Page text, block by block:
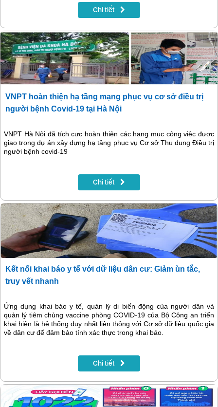
tỉnh phía Nam chiến thắng đại dịch
Chi tiết
VNPT hoàn thiện hạ tầng mạng phục vụ cơ sở điều trị
người bệnh Covid-19 tại Hà Nội
VNPT Hà Nội đã tích cực hoàn thiện các hạng mục công việc được
giao trong dự án xây dựng hạ tầng phục vụ Cơ sở Thu dung Điều trị
người bệnh covid-19
Chi tiết
Kết nối khai báo y tế với dữ liệu dân cư: Giảm ùn tắc,
truy vết nhanh
Ứng dụng khai báo y tế, quản lý di biến động của người dân và
quản lý tiêm chủng vaccine phòng COVID-19 của Bộ Công an triển
khai hiện là hệ thống duy nhất liên thông với Cơ sở dữ liệu quốc gia
về dân cư để đảm bảo tính xác thực trong khai báo.
Chi tiết